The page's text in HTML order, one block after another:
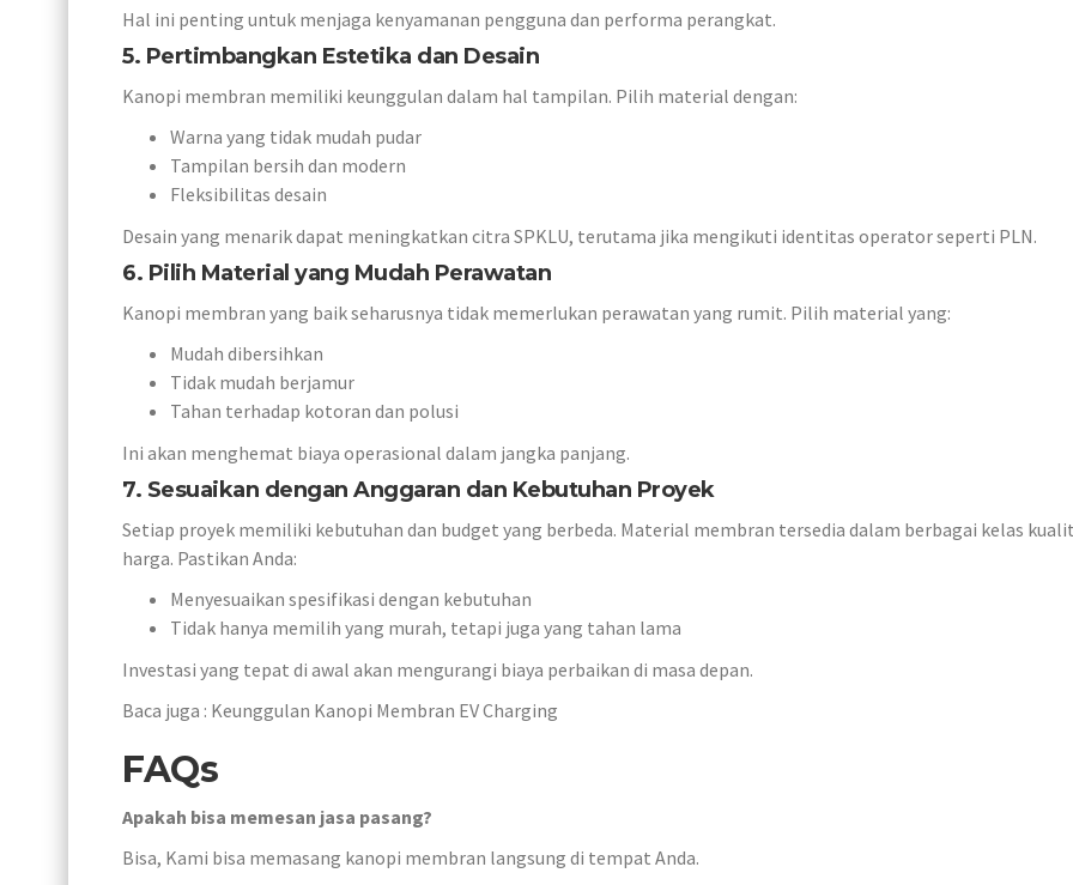
Hal ini penting untuk menjaga kenyamanan pengguna dan performa perangkat.
5. Pertimbangkan Estetika dan Desain
Kanopi membran memiliki keunggulan dalam hal tampilan. Pilih material dengan:
Warna yang tidak mudah pudar
Tampilan bersih dan modern
Fleksibilitas desain
Desain yang menarik dapat meningkatkan citra SPKLU, terutama jika mengikuti identitas operator seperti PLN.
6. Pilih Material yang Mudah Perawatan
Kanopi membran yang baik seharusnya tidak memerlukan perawatan yang rumit. Pilih material yang:
Mudah dibersihkan
Tidak mudah berjamur
Tahan terhadap kotoran dan polusi
Ini akan menghemat biaya operasional dalam jangka panjang.
7. Sesuaikan dengan Anggaran dan Kebutuhan Proyek
Setiap proyek memiliki kebutuhan dan budget yang berbeda. Material membran tersedia dalam berbagai kelas
harga. Pastikan Anda:
Menyesuaikan spesifikasi dengan kebutuhan
Tidak hanya memilih yang murah, tetapi juga yang tahan lama
Investasi yang tepat di awal akan mengurangi biaya perbaikan di masa depan.
Baca juga : Keunggulan Kanopi Membran EV Charging
FAQs
Apakah bisa memesan jasa pasang?
Bisa, Kami bisa memasang kanopi membran langsung di tempat Anda.